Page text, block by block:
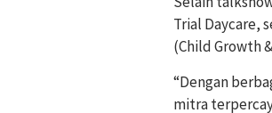
Trial Daycare,
(Child Growth
“Dengan
mitra